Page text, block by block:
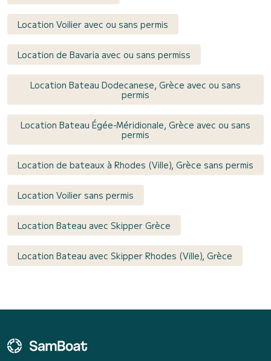
Location Voilier avec ou sans permis
Location de Bavaria avec ou sans permiss
Location Bateau Dodecanese, Grèce avec ou sans
permis
Location Bateau Égée-Méridionale, Grèce avec ou sans
permis
Location de bateaux à Rhodes (Ville), Grèce sans permis
Location Voilier sans permis
Location Bateau avec Skipper Grèce
Location Bateau avec Skipper Rhodes (Ville), Grèce